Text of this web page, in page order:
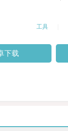
工具
下载